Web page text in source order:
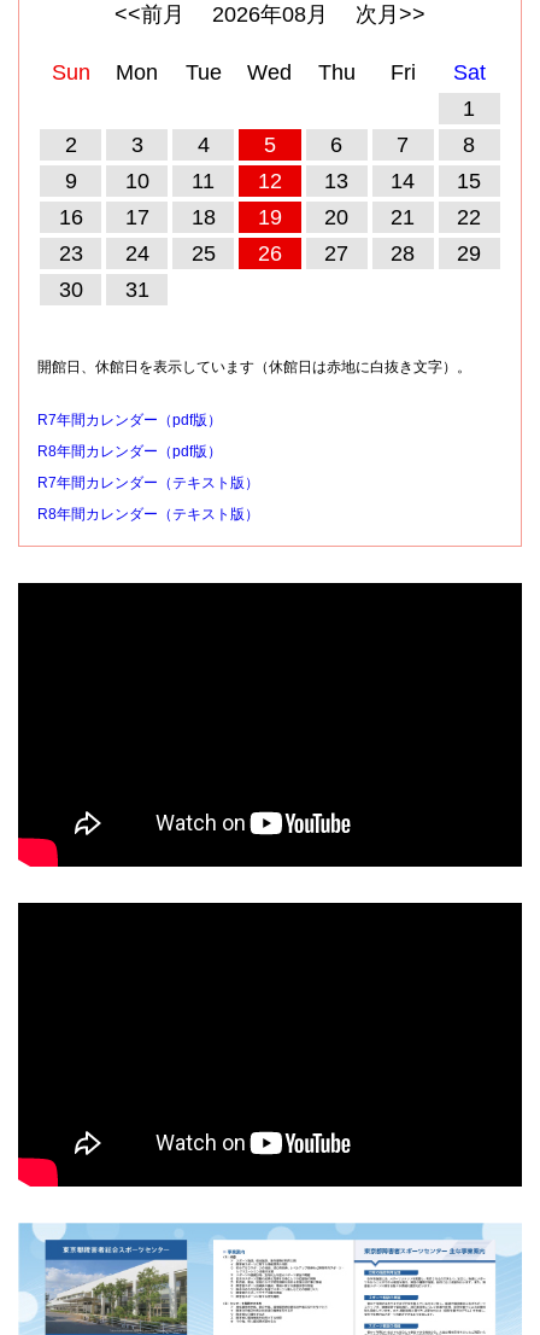
<<前月 2026年08月 次月>>
Sun Mon Tue Wed Thu Fri
Sat
1
2
3 4 5 6 7
8
9
10 11 12 13 14
15
16
17 18 19 20 21
22
23
24 25 26 27 28
29
30
31
開館日、休館日を表示しています（休館日は赤地に白抜き文字）。
R7年間カレンダー（pdf版）
R8年間カレンダー（pdf版）
R7年間カレンダー（テキスト版）
R8年間カレンダー（テキスト版）